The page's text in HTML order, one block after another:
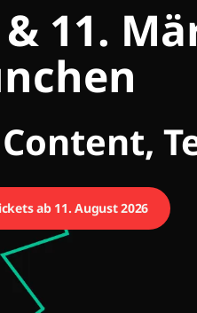
11.
ab 11. August 2026